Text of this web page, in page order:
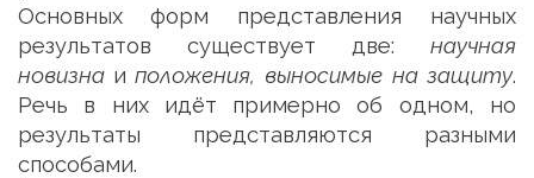
Основных форм представления научных
результатов существует две:научная
новизнаиположения, выносимые на защиту.
Речь в них идёт примерно об одном, но
результаты представляются разными
способами.